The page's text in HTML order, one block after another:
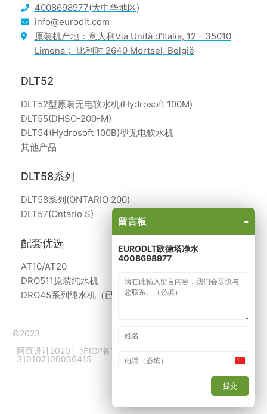
4008698977(大中华地区)
info@eurodlt.com
原装机产地：意大利Via Unità d’Italia, 12 - 35010
Limena； 比利时 2640 Mortsel, België
DLT52
DLT52型原装无电软水机(Hydrosoft 100M)
DLT55(DHSO-200-M)
DLT54(Hydrosoft 100B)型无电软水机
其他产品
DLT58系列
DLT58系列(ONTARIO 200)
DLT57(Ontario S)
配套优选
AT10/AT20
DRO511原装纯水机
DRO45系列纯水机（已停产）
©2023
网页设计2020
沪ICP备14026972号
310107100036415
原装产品生产商：意大利、比利时
留言板 -
EURODLT欧德塔净水
4008698977
China
+86
提交